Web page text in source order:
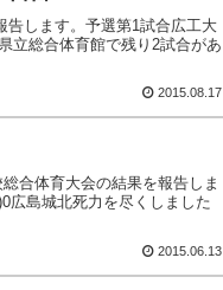
告します。予選第1試合広工大
立総合体育館で残り2試合があ
2015.08.17
合体育大会の結果を報告しま
広島城北死力を尽くしました
2015.06.13